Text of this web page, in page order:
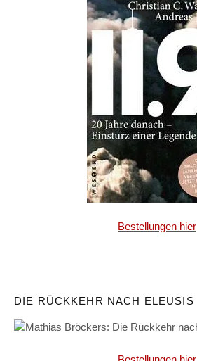
Bestellungen hier
DIE RÜCKKEHR NACH ELEUSIS